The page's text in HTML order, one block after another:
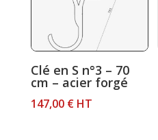
Clé en S n°3 – 70
cm – acier forgé
147,00 € HT